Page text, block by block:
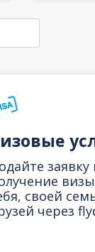
заявку
своей
через